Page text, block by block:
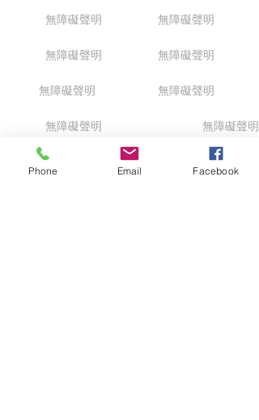
無障礙聲明 無障礙聲明
無障礙聲明 無障礙聲明
無障礙聲明 無障礙聲明
無障礙聲明 無障礙聲明
無障礙聲明 無障礙聲明
Phone Email Facebook